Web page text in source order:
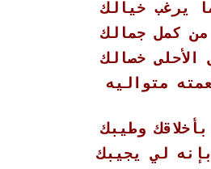
يرغب خيالك
كمل جمالك
الأحلى خصالك
متواليه
بأخلاقك وطيبك
لي يجيبك